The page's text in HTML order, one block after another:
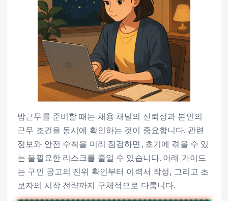
밤근무를 준비할 때는 채용 채널의 신뢰성과 본인의
근무 조건을 동시에 확인하는 것이 중요합니다. 관련
정보와 안전 수칙을 미리 점검하면, 초기에 겪을 수 있
는 불필요한 리스크를 줄일 수 있습니다. 아래 가이드
는 구인 공고의 진위 확인부터 이력서 작성, 그리고 초
보자의 시작 전략까지 구체적으로 다룹니다.